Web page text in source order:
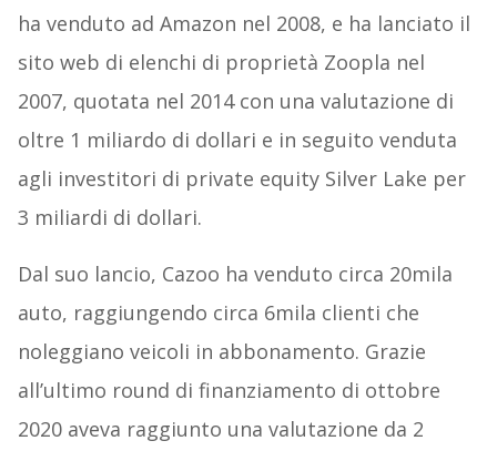
ha venduto ad Amazon nel 2008, e ha lanciato il
sito web di elenchi di proprietà Zoopla nel
2007, quotata nel 2014 con una valutazione di
oltre 1 miliardo di dollari e in seguito venduta
agli investitori di private equity Silver Lake per
3 miliardi di dollari.
Dal suo lancio, Cazoo ha venduto circa 20mila
auto, raggiungendo circa 6mila clienti che
noleggiano veicoli in abbonamento. Grazie
all’ultimo round di finanziamento di ottobre
2020 aveva raggiunto una valutazione da 2